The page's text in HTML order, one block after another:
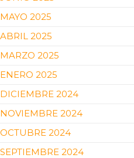
MAYO 2025
ABRIL 2025
MARZO 2025
ENERO 2025
DICIEMBRE 2024
NOVIEMBRE 2024
OCTUBRE 2024
SEPTIEMBRE 2024